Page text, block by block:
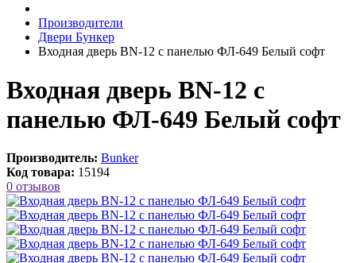
Производители
Двери Бункер
Входная дверь BN-12 с панелью ФЛ-649 Белый софт
Входная дверь BN-12 с
панелью ФЛ-649 Белый софт
Производитель: Bunker
Код товара: 15194
0 отзывов